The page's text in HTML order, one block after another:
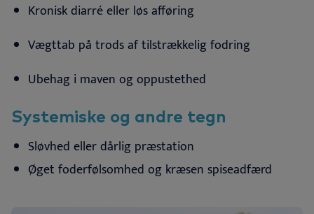
Kronisk diarré eller løsafføring
Vægttab på trods af tilstrækkeligfodring
Ubehag i maven ogoppustethed
Systemiske og andre tegn
Sløvhed eller dårlig præstation
Øget foderfølsomhed og kræsen spiseadfærd